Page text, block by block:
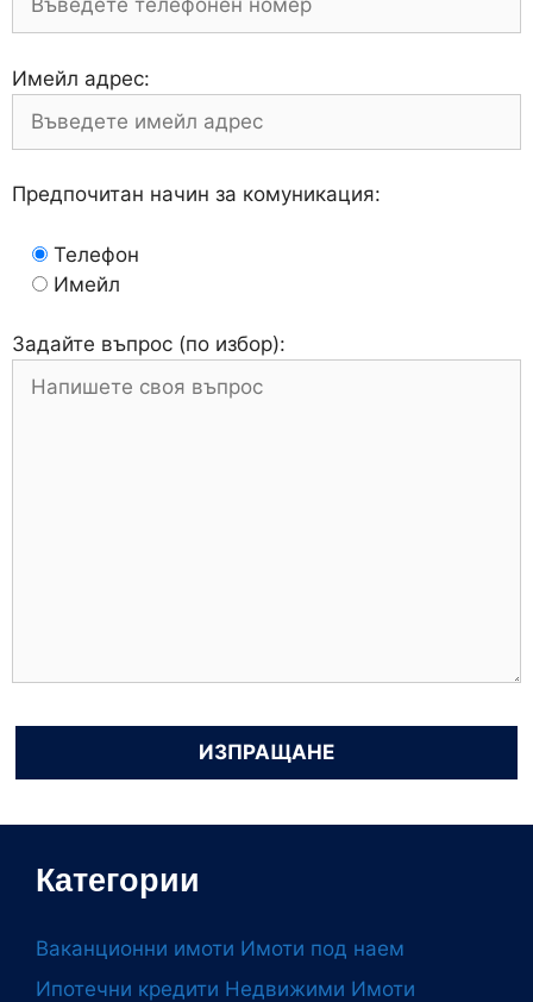
Имейл адрес:
Предпочитан начин за комуникация:
Телефон
Имейл
Задайте въпрос (по избор):
Категории
Ваканционни имоти Имоти под наем
Ипотечни кредити Недвижими Имоти